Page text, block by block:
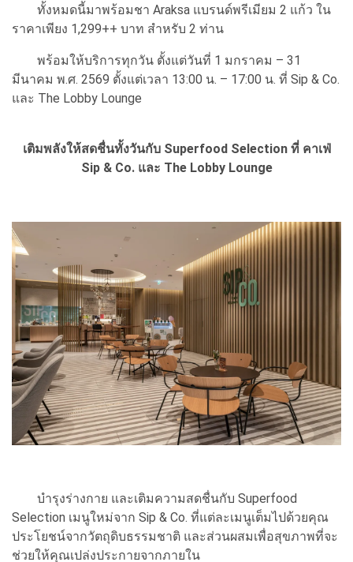
ทั้งหมดนี้มาพร้อมชา Araksa แบรนด์พรีเมียม 2 แก้ว ใน
ราคาเพียง 1,299++ บาท สำหรับ 2 ท่าน
พร้อมให้บริการทุกวัน ตั้งแต่วันที่ 1 มกราคม – 31
มีนาคม พ.ศ. 2569 ตั้งแต่เวลา 13:00 น. – 17:00 น. ที่ Sip & Co.
และ The Lobby Lounge
เติมพลังให้สดชื่นทั้งวันกับ Superfood Selection ที่ คาเฟ่
Sip & Co. และ The Lobby Lounge
บำรุงร่างกาย และเติมความสดชื่นกับ Superfood
Selection เมนูใหม่จาก Sip & Co. ที่แต่ละเมนูเต็มไปด้วยคุณ
ประโยชน์จากวัตถุดิบธรรมชาติ และส่วนผสมเพื่อสุขภาพที่จะ
ช่วยให้คุณเปล่งประกายจากภายใน